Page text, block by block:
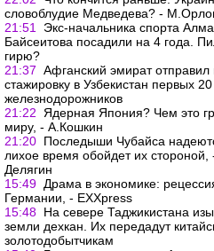
словоблудие Медведева? -
21:51
Экс-начальника спорта
Байсеитова посадили на 4 года.
гирю?
21:37 Афганский эмират отправил
стажировку в Узбекистан первых 20
железнодорожников
21:22
Ядерная Япония? Чем это
миру, - А.Кошкин
21:20 Последыши Чубайса
лихое время обойдет их
Делягин
15:49 Драма в экономике:
Германии, - EXXpress
15:48 На севере Таджикистана
земли дехкан. Их передадут
золотодобытчикам